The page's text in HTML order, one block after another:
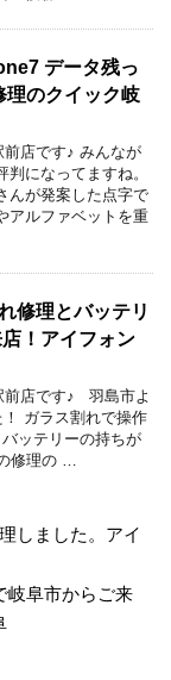
データ残っ
理のクイック岐
店です♪ みんなが
になってますね。
んが発案した点字で
アルファベットを重
修理とバッテリ
！アイフォン
前店です♪ 羽島市よ
ガラス割れで操作
ッテリーの持ちが
修理の …
しました。アイ
岐阜市からご来